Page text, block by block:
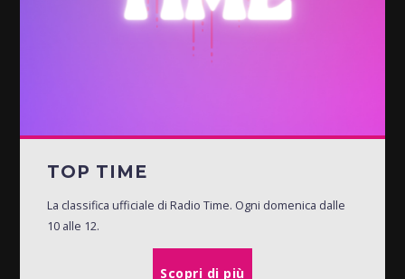
TOP TIME
La classifica ufficiale di Radio Time. Ogni domenica dalle
10 alle 12.
Scopri di più